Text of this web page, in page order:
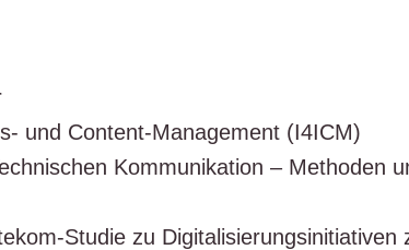
und Con­tent-Manage­ment (I4ICM)
Kom­mu­ni­ka­ti­on – Metho­den
Stu­die zu Digi­ta­li­sie­rungs­in­itia­ti­ven